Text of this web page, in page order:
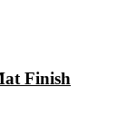
Finish